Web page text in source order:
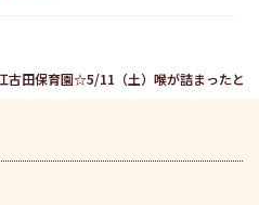
古田保育園☆5/11（土）喉が詰まったと